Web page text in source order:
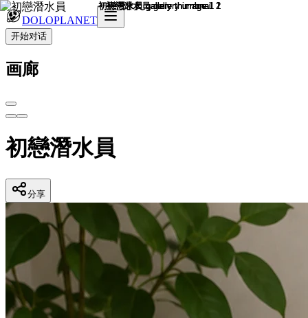
DOLOPLANET
开始对话
画廊
初戀潛水員
分享